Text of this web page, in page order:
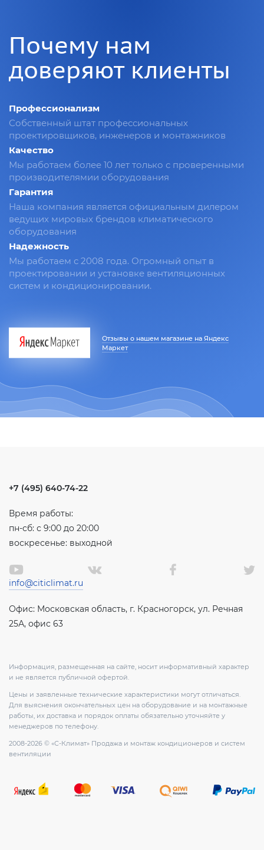
Почему нам
доверяют клиенты
Профессионализм
Собственный штат профессиональных
проектировщиков, инженеров и монтажников
Качество
Мы работаем более 10 лет только с проверенными
производителямии оборудования
Гарантия
Наша компания является официальным дилером
ведущих мировых брендов климатического
оборудования
Надежность
Мы работаем с 2008 года. Огромный опыт в
проектировании и установке вентиляционных
систем и кондиционировании.
Отзывы о нашем магазине на Яндекс
Маркет
+7 (495) 640-74-22
Время работы:
пн-сб: с 9:00 до 20:00
воскресенье: выходной
info@citiclimat.ru
Офис: Московская область, г. Красногорск, ул. Речная
25А, офис 63
Информация, размещенная на сайте, носит информативный характер
и не является публичной офертой.
Цены и заявленные технические характеристики могут отличаться.
Для выяснения окончательных цен на оборудование и на монтажные
работы, их доставка и порядок оплаты обязательно уточняйте у
менеджеров по телефону.
2008-2026 © «С-Климат» Продажа и монтаж кондиционеров и систем
вентиляции